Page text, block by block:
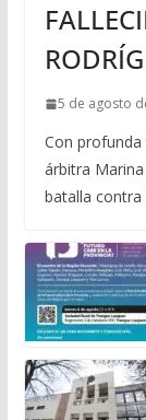
5 de agosto
Con
árbitra
batalla contra